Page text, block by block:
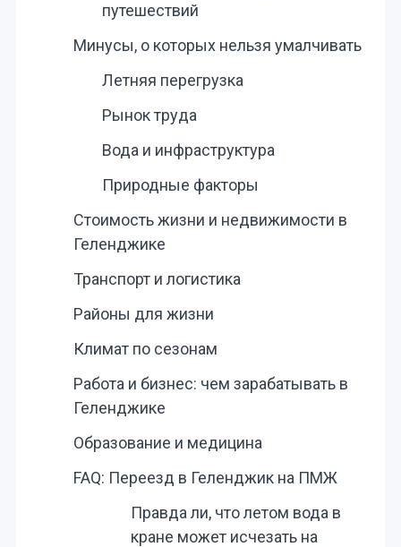
путешествий
Минусы, о которых нельзя умалчивать
Летняя перегрузка
Рынок труда
Вода и инфраструктура
Природные факторы
Стоимость жизни и недвижимости в
Геленджике
Транспорт и логистика
Районы для жизни
Климат по сезонам
Работа и бизнес: чем зарабатывать в
Геленджике
Образование и медицина
FAQ: Переезд в Геленджик на ПМЖ
Правда ли, что летом вода в
кране может исчезать на